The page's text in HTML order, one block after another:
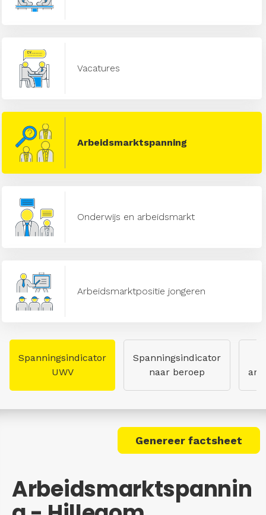
Vacatures
Arbeidsmarktspanning
Onderwijs en arbeidsmarkt
Arbeidsmarktpositie jongeren
Spanningsindicator
UWV
Spanningsindicator
naar beroep
Genereer factsheet
Arbeidsmarktspannin